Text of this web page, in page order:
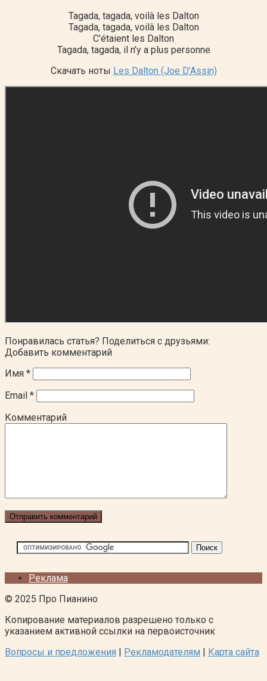
Tagada, tagada, voilà les Dalton
Tagada, tagada, voilà les Dalton
C’étaient les Dalton
Tagada, tagada, il n’y a plus personne
Скачать ноты Les Dalton (Joe D’Assin)
Понравилась статья? Поделиться с друзьями:
Добавить комментарий
Имя *
Email *
Комментарий
Реклама
© 2025 Про Пианино
Копирование материалов разрешено только с
указанием активной ссылки на первоисточник
Вопросы и предложения | Рекламодателям | Карта сайта